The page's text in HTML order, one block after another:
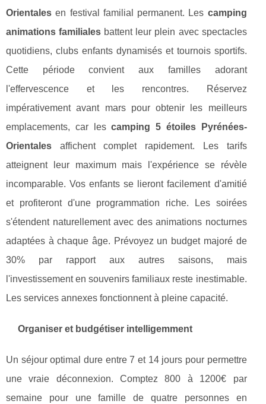
Orientales en festival familial permanent. Les camping
animations familiales battent leur plein avec spectacles
quotidiens, clubs enfants dynamisés et tournois sportifs.
Cette période convient aux familles adorant
l'effervescence et les rencontres. Réservez
impérativement avant mars pour obtenir les meilleurs
emplacements, car lescamping 5 étoiles Pyrénées-
Orientales affichent complet rapidement. Les tarifs
atteignent leur maximum mais l'expérience se révèle
incomparable. Vos enfants se lieront facilement d'amitié
et profiteront d'une programmation riche. Les soirées
s'étendent naturellement avec des animations nocturnes
adaptées à chaque âge. Prévoyez un budget majoré de
30% par rapport aux autres saisons, mais
l'investissement en souvenirs familiaux reste inestimable.
Les services annexes fonctionnent à pleine capacité.
Organiser et budgétiser intelligemment
Un séjour optimal dure entre 7 et 14 jours pour permettre
une vraie déconnexion. Comptez 800 à 1200€ par
semaine pour une famille de quatre personnes en